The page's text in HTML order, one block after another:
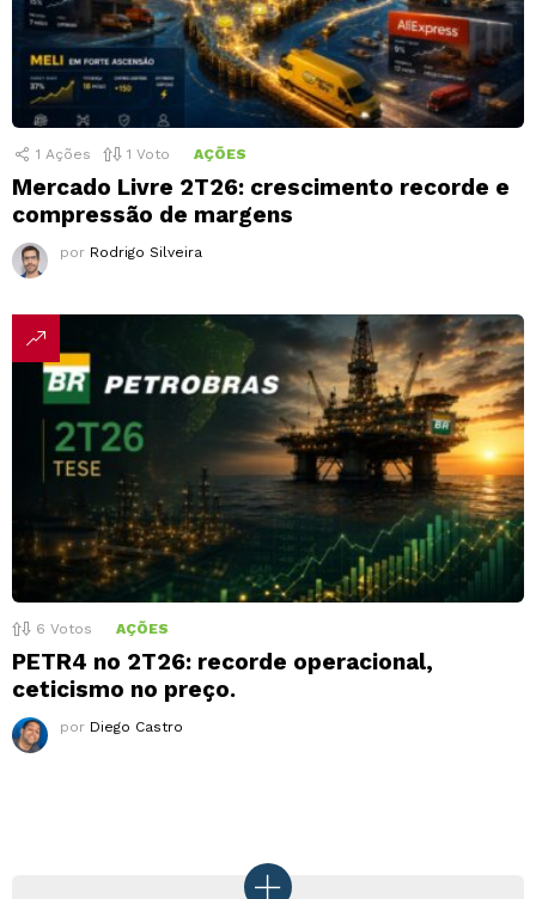
1 Ações 1 Voto AÇÕES
Mercado Livre 2T26: crescimento recorde e
compressão de margens
por Rodrigo Silveira
6 Votos AÇÕES
PETR4 no 2T26: recorde operacional,
ceticismo no preço.
por Diego Castro